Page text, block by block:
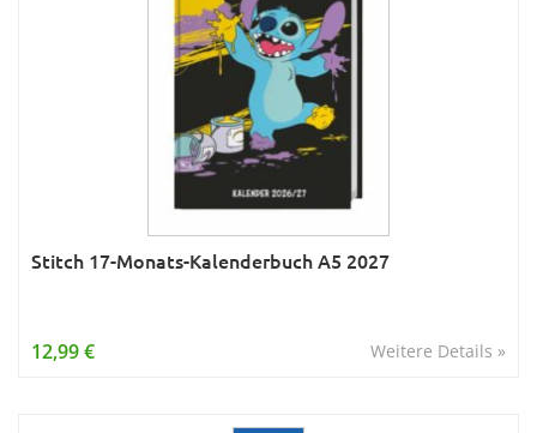
Stitch 17-Monats-Kalenderbuch A5 2027
Weitere Details »
12,99 €